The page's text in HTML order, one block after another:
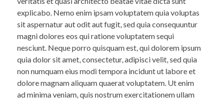
explicabo. Nemo enim ipsam voluptatem quia voluptas
sit aspernatur aut odit aut fugit, sed quia consequuntur
magni dolores eos qui ratione voluptatem sequi
nesciunt. Neque porro quisquam est, qui dolorem ipsum
quia dolor sit amet, consectetur, adipisci velit, sed quia
non numquam eius modi tempora incidunt ut labore et
dolore magnam aliquam quaerat voluptatem. Ut enim
ad minima veniam, quis nostrum exercitationem ullam